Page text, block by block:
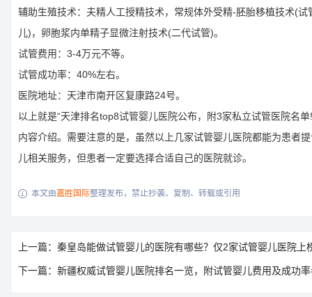
辅助生殖技术：夫精人工授精技术，常规体外受精-胚胎移植技术(试
儿)，卵胞浆内单精子显微注射技术(二代试管)。
试管费用：3-4万元不等。
试管成功率：40%左右。
医院地址：天津市南开区复康路24号。
以上就是“天津排名top8试管婴儿医院公布，附3家私立试管医院名单
内容介绍。需要注意的是，虽然以上几家试管婴儿医院都能为患者
儿相关服务，但患者一定要选择合适自己的医院就诊。
 本文由嘉胜国际整理发布，禁止抄袭、复制、转载或引用
上一篇：秦皇岛能做试管婴儿的医院有哪些？仅2家试管婴儿医院上
下一篇：新疆权威试管婴儿医院排名一览，附试管婴儿费用及成功